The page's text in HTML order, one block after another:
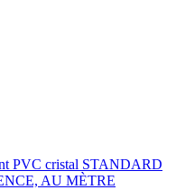
PVC cristal STANDARD
AU MÈTRE